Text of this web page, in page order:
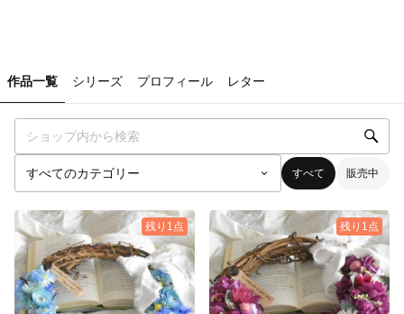
作品一覧 シリーズ プロフィール レター
すべて 販売中
残り1点 残り1点